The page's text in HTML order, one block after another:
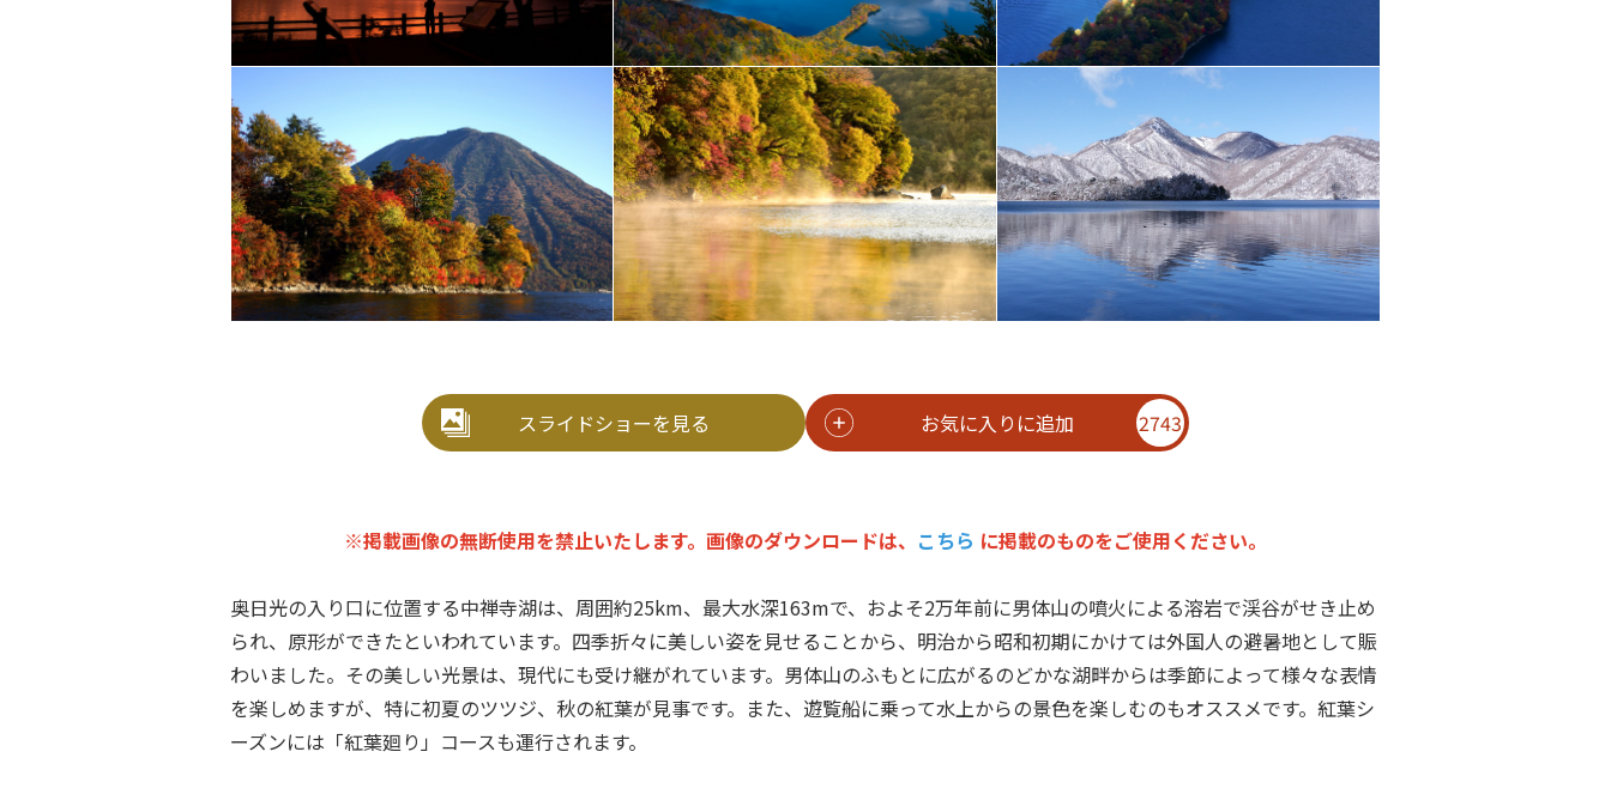
スライドショーを見る お気に入りに追加 2743
※掲載画像の無断使用を禁止いたします。画像のダウンロードは、 こちら に掲載のものをご使用ください。
奥日光の入り口に位置する中禅寺湖は、周囲約25km、最大水深163mで、およそ2万年前に男体山の噴火による溶岩で渓谷がせき止め
られ、原形ができたといわれています。四季折々に美しい姿を見せることから、明治から昭和初期にかけては外国人の避暑地として賑
わいました。その美しい光景は、現代にも受け継がれています。男体山のふもとに広がるのどかな湖畔からは季節によって様々な表情
を楽しめますが、特に初夏のツツジ、秋の紅葉が見事です。また、遊覧船に乗って水上からの景色を楽しむのもオススメです。紅葉シ
ーズンには「紅葉廻り」コースも運行されます。